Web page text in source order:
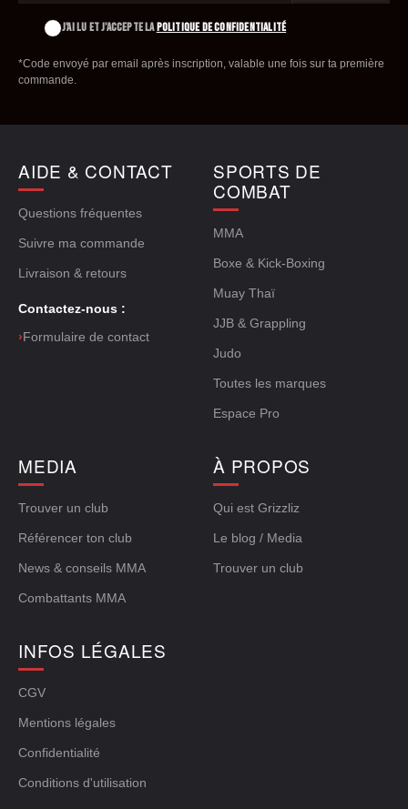
J'AI LU ET J'ACCEPTE LAPOLITIQUE DE CONFIDENTIALITÉ
*Code envoyé par email après inscription, valable une fois sur ta première
commande.
AIDE & CONTACT
Questions fréquentes
Suivre ma commande
Livraison & retours
Contactez-nous :
›Formulaire de contact
SPORTS DE
COMBAT
MMA
Boxe & Kick-Boxing
Muay Thaï
JJB & Grappling
Judo
Toutes les marques
Espace Pro
MEDIA
Trouver un club
Référencer ton club
News & conseils MMA
Combattants MMA
À PROPOS
Qui est Grizzliz
Le blog / Media
Trouver un club
INFOS LÉGALES
CGV
Mentions légales
Confidentialité
Conditions d'utilisation